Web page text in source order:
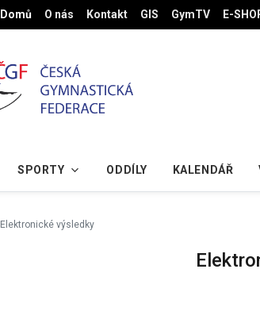
Domů O nás Kontakt GIS GymTV E-
SPORTY ODDÍLY KALENDÁŘ
Elektronické výsledky